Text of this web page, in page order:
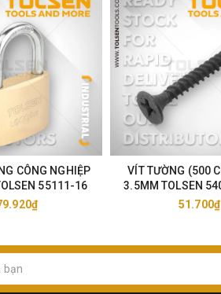
CÔNG NGHIỆP
55111-16
VÍT TƯỜNG (500
3.5MM TOLSEN
51.700₫